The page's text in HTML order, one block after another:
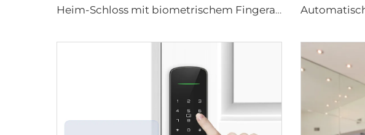
Heim-Schloss mit biometrischem Fingerabdruck-Türgriff Tuya T15